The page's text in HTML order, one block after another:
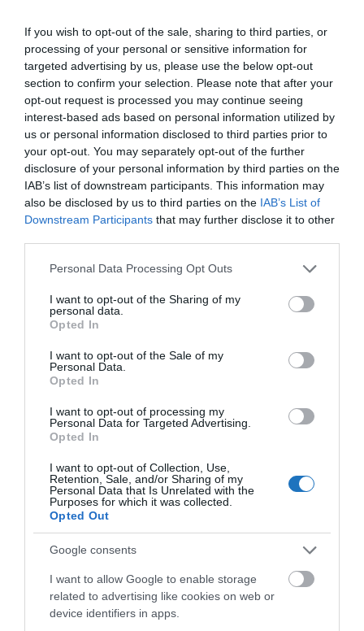
If you wish to opt-out of the sale, sharing to third parties, or
processing of your personal or sensitive information for
targeted advertising by us, please use the below opt-out
section to confirm your selection. Please note that after your
opt-out request is processed you may continue seeing
interest-based ads based on personal information utilized by
us or personal information disclosed to third parties prior to
your opt-out. You may separately opt-out of the further
disclosure of your personal information by third parties on the
IAB’s list of downstream participants. This information may
also be disclosed by us to third parties on the IAB’s List of
Downstream Participants that may further disclose it to other
Please note that this website/app uses one or more Google
not limited to your visit or usage behaviour. You may click to
grant or deny consent to Google and its third-party tags to
use your data for below specified purposes in below Google
consent section.
Personal Data Processing Opt Outs
I want to opt-out of the Sharing of my
personal data.
Opted In
I want to opt-out of the Sale of my
Personal Data.
Opted In
I want to opt-out of processing my
Personal Data for Targeted Advertising.
Opted In
I want to opt-out of Collection, Use,
Retention, Sale, and/or Sharing of my
Personal Data that Is Unrelated with the
Purposes for which it was collected.
Opted Out
Google consents
I want to allow Google to enable storage
related to advertising like cookies on web or
device identifiers in apps.
Magyarországról összesen négy projekt szerepel a
válogatásban, tudta meg aSpabook.net.
OLVASS TOVÁBB
HETI BÖLCSESSÉG
"Az ember, aki a tengert nézi, szerelemtől
sújtott gyerek." Jean-Michel Maulpoix
KÖZÖSSÉGÜNK TÉGED IS VÁR!